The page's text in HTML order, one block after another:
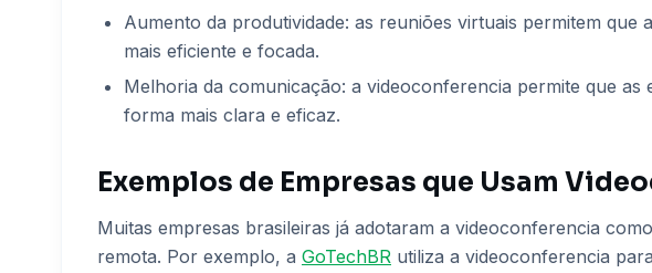
Aumento da produtividade: as reuniões virtuais permitem que
mais eficiente e focada.
Melhoria da comunicação: a videoconferencia permite que as
forma mais clara e eficaz.
Exemplos de Empresas que Usam
Muitas empresas brasileiras já adotaram a videoconferencia
remota. Por exemplo, a GoTechBR utiliza a videoconferencia